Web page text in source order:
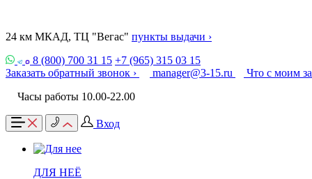
24 км МКАД, ТЦ "Вегас" пункты выдачи ›
8 (800) 700 31 15 +7 (965) 315 03 15
Заказать обратный звонок ›
manager@3-15.ru
Что с моим
Часы работы 10.00-22.00
Вход
ДЛЯ НЕЁ